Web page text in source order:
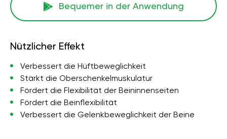
Bequemer in der Anwendung
Nützlicher Effekt
Verbessert die Hüftbeweglichkeit
Stärkt die Oberschenkelmuskulatur
Fördert die Flexibilität der Beininnenseiten
Fördert die Beinflexibilität
Verbessert die Gelenkbeweglichkeit der Beine